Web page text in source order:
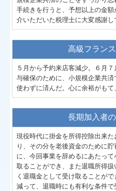
手続きを行うと、予想以上の金
介いただいた税理士に大変感謝し
高級フラン
５月から予約来店客減少。６月
与確保のために、小規模企業共
使わずに済んだ。心に余裕がもて
長期加入者
現役時代に掛金を所得控除出来
り、その分を老後資金のために
に、今回事業を辞めるにあたっ
取ることができ、また退職所得
く退職金として受け取ることが
減って、退職時にも有利な条件で